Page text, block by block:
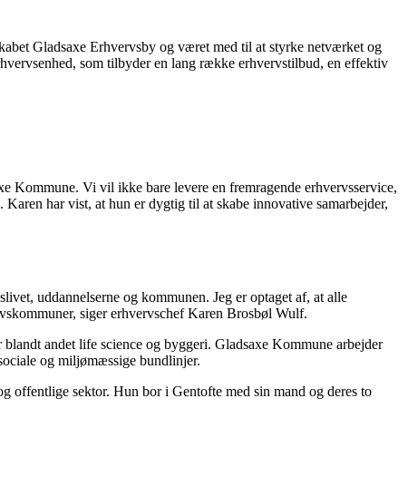
Gladsaxe Erhvervsby og været med til at styrke netværket og
som tilbyder en lang række erhvervstilbud, en effektiv
Kommune. Vi vil ikke bare levere en fremragende erhvervsservice,
har vist, at hun er dygtig til at skabe innovative samarbejder,
uddannelserne og kommunen. Jeg er optaget af, at alle
siger erhvervschef Karen Brosbøl Wulf.
andet life science og byggeri. Gladsaxe Kommune arbejder
og miljømæssige bundlinjer.
offentlige sektor. Hun bor i Gentofte med sin mand og deres to